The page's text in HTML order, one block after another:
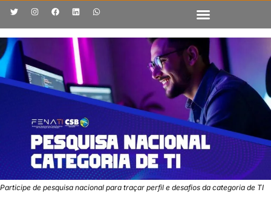
Participe de pesquisa nacional para traçar perfil e desafios da categoria de TI